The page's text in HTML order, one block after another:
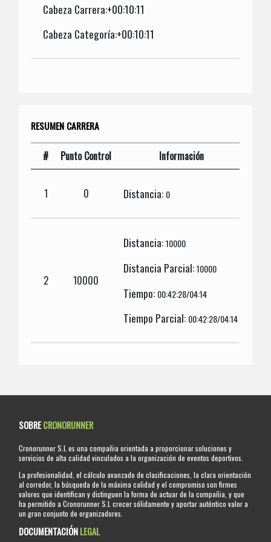
Cabeza Carrera:+00:10:11
Cabeza Categoría:+00:10:11
RESUMEN CARRERA
# Punto Control Información
1 0 Distancia: 0
2 10000
Distancia:10000
Distancia Parcial:10000
Tiempo: 00:42:28/04:14
Tiempo Parcial: 00:42:28/04:14
SOBRECRONORUNNER
Cronorunner S.L es una compañia orientada a proporcionar soluciones y
servicios de alta calidad vinculados a la organización de eventos deportivos.
La profesionalidad, el cálculo avanzado de clasificaciones, la clara orientación
al corredor, la búsqueda de la máxima calidad y el compromiso son firmes
valores que identifican y distinguen la forma de actuar de la compañia, y que
ha permitido a Cronorunner S.L crecer sólidamente y aportar auténtico valor a
un gran conjunto de organizadores.
DOCUMENTACIÓNLEGAL